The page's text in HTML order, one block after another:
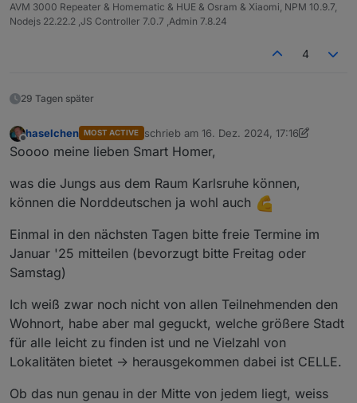
AVM 3000 Repeater & Homematic & HUE & Osram & Xiaomi, NPM 10.9.7,
Nodejs 22.22.2 ,JS Controller 7.0.7 ,Admin 7.8.24
4
29 Tagen später
haselchen MOST ACTIVE schrieb am 16. Dez. 2024, 17:16
zuletzt editiert von haselchen
Soooo meine lieben Smart Homer,
was die Jungs aus dem Raum Karlsruhe können,
können die Norddeutschen ja wohl auch
Einmal in den nächsten Tagen bitte freie Termine im
Januar '25 mitteilen (bevorzugt bitte Freitag oder
Samstag)
Ich weiß zwar noch nicht von allen Teilnehmenden den
Wohnort, habe aber mal geguckt, welche größere Stadt
für alle leicht zu finden ist und ne Vielzahl von
Lokalitäten bietet -> herausgekommen dabei ist CELLE.
Ob das nun genau in der Mitte von jedem liegt, weiss